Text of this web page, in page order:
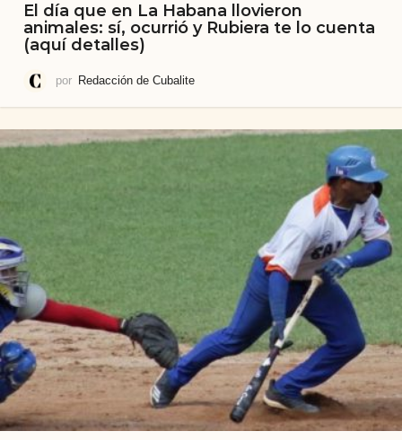
El día que en La Habana llovieron
animales: sí, ocurrió y Rubiera te lo cuenta
(aquí detalles)
por Redacción de Cubalite